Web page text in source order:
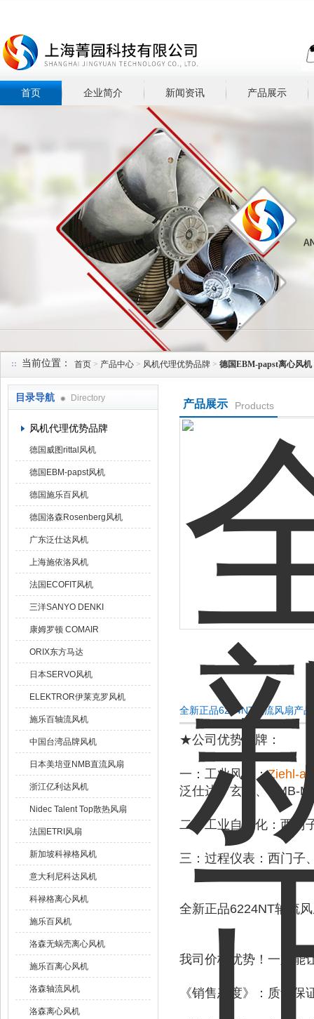
首页 企业简介 新闻资讯 产品展示
当前位置： 首页 > 产品中心 > 风机代理优势品牌 > 德国EBM-papst离心风机
目录导航 Directory
风机代理优势品牌
德国威图rittal风机
德国EBM-papst风机
德国施乐百风机
德国洛森Rosenberg风机
广东泛仕达风机
上海施依洛风机
法国ECOFIT风机
三洋SANYO DENKI
康姆罗顿 COMAIR
ORIX东方马达
日本SERVO风机
ELEKTROR伊莱克罗风机
施乐百轴流风机
中国台湾品牌风机
日本美培亚NMB直流风扇
浙江亿利达风机
Nidec Talent Top散热风扇
法国ETRI风扇
新加坡科禄格风机
意大利尼科达风机
科禄格离心风机
施乐百风机
洛森无蜗壳离心风机
施乐百离心风机
洛森轴流风机
洛森离心风机
产品展示 Products
全新正品6224NT轴流风扇产
★公司优势品牌：
一 ：工业风扇：Ziehl-
泛仕达、玄亚、NMB-
二：工业自动化：西门
三 ：过程仪表：西门子
全新正品6224NT轴流
我司价格优势！一定能
《销售态度》：质量